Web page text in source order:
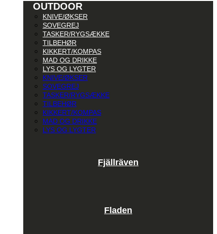
OUTDOOR
KNIVE/ØKSER
SOVEGREJ
TASKER/RYGSÆKKE
TILBEHØR
KIKKERT/KOMPAS
MAD OG DRIKKE
LYS OG LYGTER
KNIVE/ØKSER
SOVEGREJ
TASKER/RYGSÆKKE
TILBEHØR
KIKKERT/KOMPAS
MAD OG DRIKKE
LYS OG LYGTER
Fjällräven
Fladen